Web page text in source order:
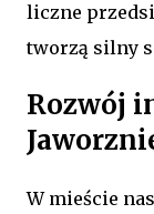
liczne
tworzą silny
Rozwój
W mieście